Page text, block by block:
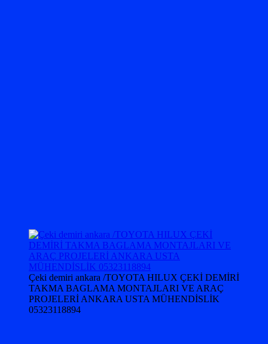
Çeki demiri ankara /TOYOTA HILUX ÇEKİ DEMİRİ
TAKMA BAGLAMA MONTAJLARI VE ARAÇ
PROJELERİ ANKARA USTA MÜHENDİSLİK
05323118894